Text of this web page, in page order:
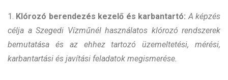
1. Klórozó berendezés kezelő és karbantartó: A képzés
célja a Szegedi Vízműnél használatos klórozó rendszerek
bemutatása és az ehhez tartozó üzemeltetési, mérési,
karbantartási és javítási feladatok megismerése.